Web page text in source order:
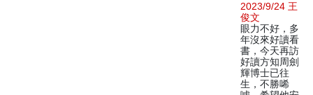
2023/9/24 王
俊文
眼力不好，多
年沒來好讀看
書，今天再訪
好讀方知周劍
輝博士已往
生，不勝唏